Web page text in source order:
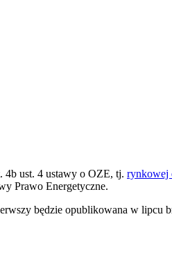
4b ust. 4 ustawy o OZE, tj. rynkowej
Prawo Energetyczne.
będzie opublikowana w lipcu